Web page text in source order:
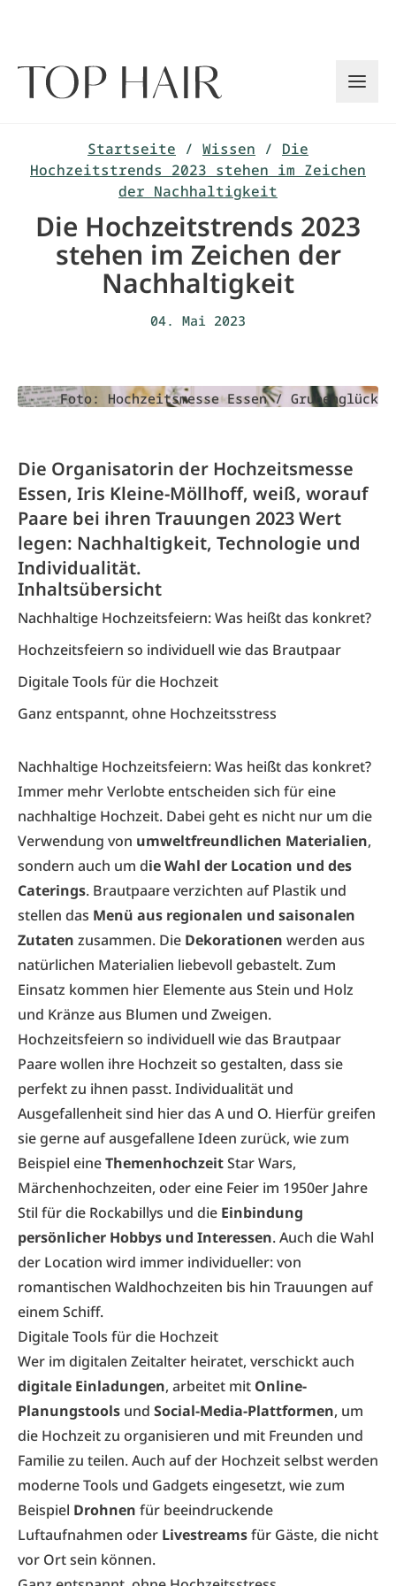
Startseite / Wissen / Die
Hochzeitstrends 2023 stehen im Zeichen
der Nachhaltigkeit
Die Hochzeitstrends 2023
stehen im Zeichen der
Nachhaltigkeit
04. Mai 2023
Foto: Hochzeitsmesse Essen / Grubenglück
Die Organisatorin der Hochzeitsmesse
Essen, Iris Kleine-Möllhoff, weiß, worauf
Paare bei ihren Trauungen 2023 Wert
legen: Nachhaltigkeit, Technologie und
Individualität.
Inhaltsübersicht
Nachhaltige Hochzeitsfeiern: Was heißt das konkret?
Hochzeitsfeiern so individuell wie das Brautpaar
Digitale Tools für die Hochzeit
Ganz entspannt, ohne Hochzeitsstress
Nachhaltige Hochzeitsfeiern: Was heißt das konkret?
Immer mehr Verlobte entscheiden sich für eine
nachhaltige Hochzeit. Dabei geht es nicht nur um die
Verwendung von umweltfreundlichen Materialien,
sondern auch um die Wahl der Location und des
Caterings. Brautpaare verzichten auf Plastik und
stellen das Menü aus regionalen und saisonalen
Zutaten zusammen. Die Dekorationen werden aus
natürlichen Materialien liebevoll gebastelt. Zum
Einsatz kommen hier Elemente aus Stein und Holz
und Kränze aus Blumen und Zweigen.
Hochzeitsfeiern so individuell wie das Brautpaar
Paare wollen ihre Hochzeit so gestalten, dass sie
perfekt zu ihnen passt. Individualität und
Ausgefallenheit sind hier das A und O. Hierfür greifen
sie gerne auf ausgefallene Ideen zurück, wie zum
Beispiel eineThemenhochzeitStar Wars,
Märchenhochzeiten, oder eine Feier im 1950er Jahre
Stil für die Rockabillys und die Einbindung
persönlicher Hobbys und Interessen. Auch die Wahl
der Location wird immer individueller: von
romantischen Waldhochzeiten bis hin Trauungen auf
einem Schiff.
Digitale Tools für die Hochzeit
Wer im digitalen Zeitalter heiratet, verschickt auch
digitale Einladungen, arbeitet mit Online-
Planungstools und Social-Media-Plattformen, um
die Hochzeit zu organisieren und mit Freunden und
Familie zu teilen. Auch auf der Hochzeit selbst werden
moderne Tools und Gadgets eingesetzt, wie zum
Beispiel Drohnen für beeindruckende
Luftaufnahmen oder Livestreamsfür Gäste, die nicht
vor Ort sein können.